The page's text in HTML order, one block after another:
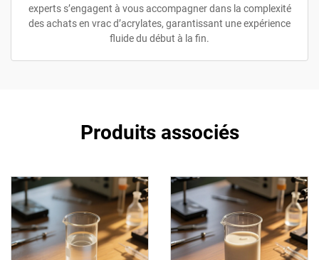
experts s’engagent à vous accompagner dans la complexité
des achats en vrac d’acrylates, garantissant une expérience
fluide du début à la fin.
Produits associés